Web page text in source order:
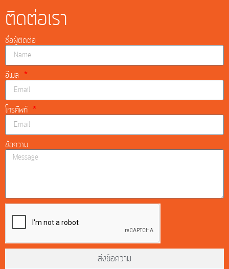
ติดต่อเรา
ชื่อผู้ติดต่อ
อีเมล
โทรศัพท์
ข้อความ
ส่งข้อความ